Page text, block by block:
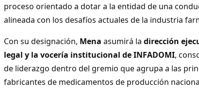
proceso orientado a dotar a la entidad de una
alineada con los desafíos actuales de la industria
Con su designación, Mena asumirá la dirección
legal y la vocería institucional de INFADOMI,
de liderazgo dentro del gremio que agrupa a las
fabricantes de medicamentos de producción